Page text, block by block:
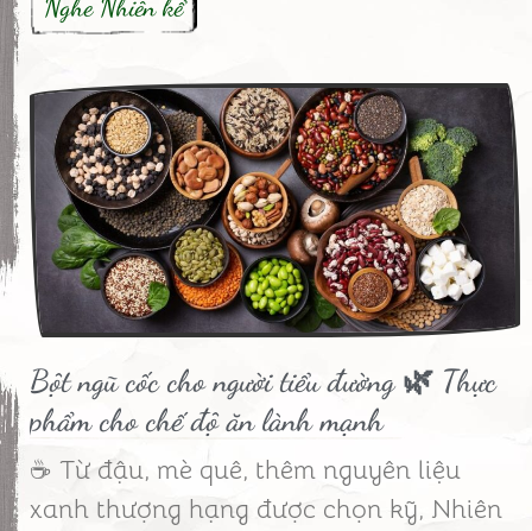
Nghe Nhiên kể
Bột ngũ cốc cho người tiểu đường 🌿 Thực
phẩm cho chế độ ăn lành mạnh
☕ Từ đậu, mè quê, thêm nguyên liệu
xanh thượng hạng được chọn kỹ, Nhiên